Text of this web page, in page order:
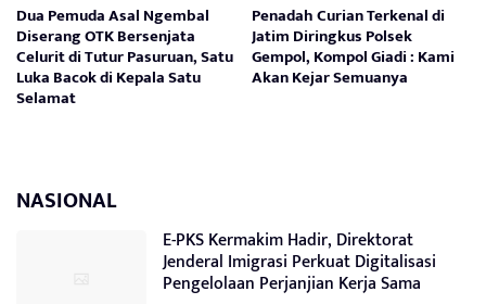
Dua Pemuda Asal Ngembal
Diserang OTK Bersenjata
Celurit di Tutur Pasuruan, Satu
Luka Bacok di Kepala Satu
Selamat
Penadah Curian Terkenal di
Jatim Diringkus Polsek
Gempol, Kompol Giadi : Kami
Akan Kejar Semuanya
NASIONAL
E-PKS Kermakim Hadir, Direktorat
Jenderal Imigrasi Perkuat Digitalisasi
Pengelolaan Perjanjian Kerja Sama